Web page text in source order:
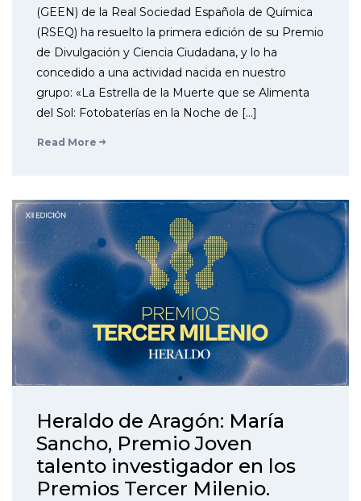
(GEEN) de la Real Sociedad Española de Química
(RSEQ) ha resuelto la primera edición de su Premio
de Divulgación y Ciencia Ciudadana, y lo ha
concedido a una actividad nacida en nuestro
grupo: «La Estrella de la Muerte que se Alimenta
del Sol: Fotobaterías en la Noche de […]
Read More
Heraldo de Aragón: María
Sancho, Premio Joven
talento investigador en los
Premios Tercer Milenio.